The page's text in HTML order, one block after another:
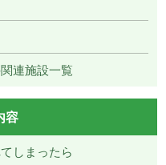
連施設一覧
容
しまったら